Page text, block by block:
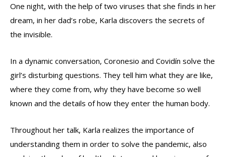
One night, with the help of two viruses that she finds in her
dream, in her dad’s robe, Karla discovers the secrets of
the invisible.
In a dynamic conversation, Coronesio and Covidín solve the
girl’s disturbing questions. They tell him what they are like,
where they come from, why they have become so well
known and the details of how they enter the human body.
Throughout her talk, Karla realizes the importance of
understanding them in order to solve the pandemic, also